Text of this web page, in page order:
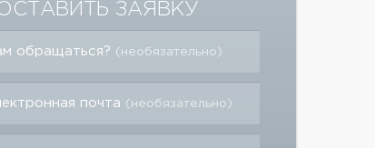
ЗАЯВКУ
обращаться? (необязательно)
почта (необязательно)